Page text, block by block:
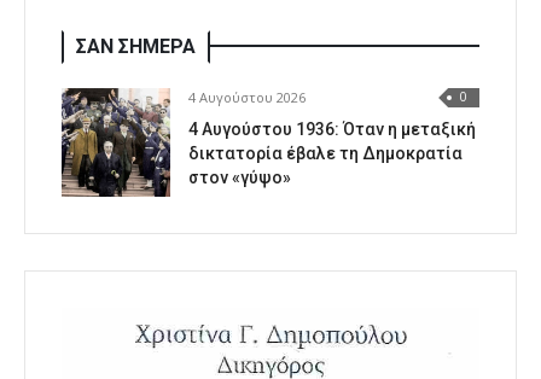
ΣΑΝ ΣΗΜΕΡΑ
4 Αυγούστου 2026 0
4 Αυγούστου 1936: Όταν η μεταξική
δικτατορία έβαλε τη Δημοκρατία
στον «γύψο»